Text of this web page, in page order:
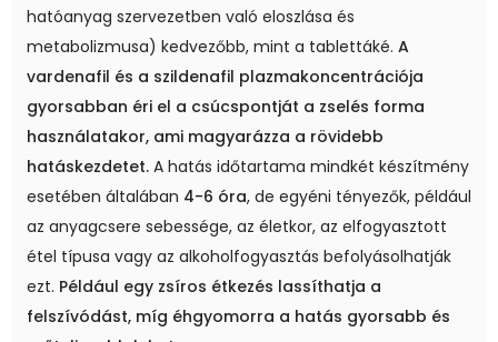
hatóanyag szervezetben való eloszlása és
metabolizmusa) kedvezőbb, mint a tablettáké. A
vardenafil és a szildenafil plazmakoncentrációja
gyorsabban éri el a csúcspontját a zselés forma
használatakor, ami magyarázza a rövidebb
hatáskezdetet. A hatás időtartama mindkét készítmény
esetében általában 4-6 óra, de egyéni tényezők, például
az anyagcsere sebessége, az életkor, az elfogyasztott
étel típusa vagy az alkoholfogyasztás befolyásolhatják
ezt. Például egy zsíros étkezés lassíthatja a
felszívódást, míg éhgyomorra a hatás gyorsabb és